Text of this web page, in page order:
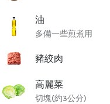
油
多備一些煎煮用
豬絞肉
高麗菜
切塊(約3公分)